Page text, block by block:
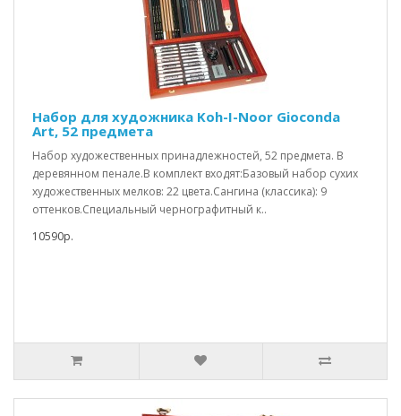
Набор для художника Koh-I-Noor Gioconda
Art, 52 предмета
Набор художественных принадлежностей, 52 предмета. В
деревянном пенале.В комплект входят:Базовый набор сухих
художественных мелков: 22 цвета.Сангина (классика): 9
оттенков.Специальный чернографитный к..
10590р.